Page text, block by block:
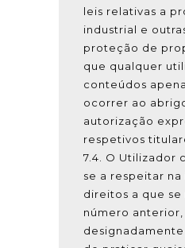
leis relativas a
industrial e
proteção de
que qualquer
conteúdos
ocorrer ao
autorização
respetivos
7.4. O Utilizador
se a respeitar
direitos a que
número anterior,